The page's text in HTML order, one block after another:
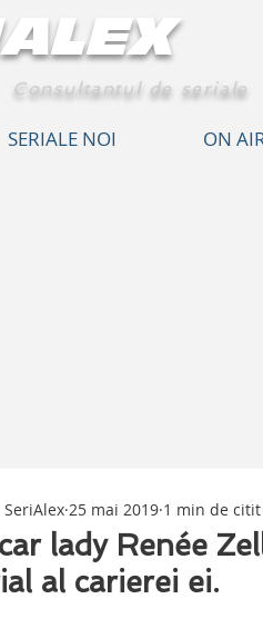
Consultantul de seriale
lady Renée
al carierei ei.
SeriAlex 25 mai 2019 1 min de citit
SERIALE NOI ON